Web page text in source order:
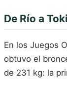
De Río a
En los Juegos
obtuvo el
de 231 kg: la